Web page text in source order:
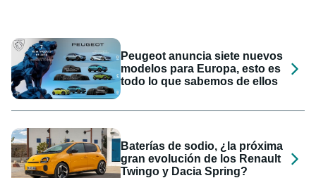
Peugeot anuncia siete nuevos
modelos para Europa, esto es
todo lo que sabemos de ellos
Baterías de sodio, ¿la próxima
gran evolución de los Renault
Twingo y Dacia Spring?